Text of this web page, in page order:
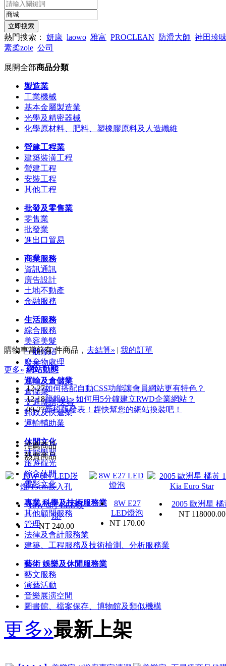
熱門搜索： 妍康 laowo 雅富 PROCLEAN 防滑大師 神田珍
素柔zole 公司
展開全部商品分類
製造業
工業機械
基本金屬製造業
光學及精密器械
化學原材料、肥料、塑橡膠原料及人造纖維
營建工程業
建築裝潢工程
營建工程
安裝工程
其他工程
批發及零售業
零售業
批發業
進出口貿易
商業服務
資訊通訊
廣告設計
土地不動產
金融服務
生活服務
綜合服務
美容美髮
一般修繕
廢棄物處理
運輸及倉儲業
倉儲業
交通修繕,美容
郵政及快遞業
運輸輔助業
休閒文化
技能學習
旅遊觀光
綜合休閒
電影文化
專業 科學及技術服務業
其他顧問服務
管理
法律及會計服務業
建築、工程服務及技術檢測、分析服務業
藝術 娛樂及休閒服務業
藝文服務
演藝活動
音樂展演空間
圖書館、檔案保存、博物館及類似機構
購物車當前有件商品， 去結算» | 我的訂單
更多» 網站動態
12-27如何搭配自動CSS功能讓會員網站更有特色？
12-18簡報01 - 如何用5分鐘建立RWD企業網站？
09-27新模版發表！趕快幫您的網站換裝吧！
推薦商品
熱賣商品
10W 6吋 LED崁
燈/
NT 240.00
8W E27
LED燈泡
NT 170.00
2005 歐洲星 橘
NT 118000.00
更多»最新上架